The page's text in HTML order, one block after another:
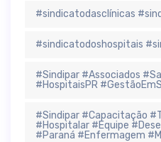
#sindicatodasclínicas
#sindicatodoshospitais
#Sindipar #Associados
#HospitaisPR
#Sindipar #Capacitação
#Hospitalar #Equipe
#Paraná #Enfermagem